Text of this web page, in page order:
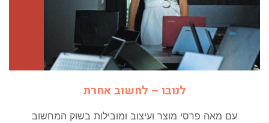
לנובו – לחשוב אחרת
עם מאה פרסי מוצר ועיצוב ומובילות בשוק המחשוב